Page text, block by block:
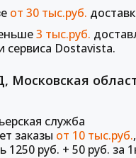
от 30 тыс.руб.
3 тыс.руб.
сервиса Dostavista.
Московская
служба
заказы от 10 тыс.руб.,
1250 руб. + 50 руб. за